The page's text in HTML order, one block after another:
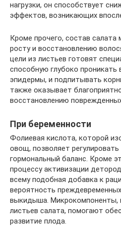
нагрузки, он способствует
эффектов, возникающих
Кроме прочего, состав
росту и восстановлению
цели из листьев готовят
способную глубоко проникать
эпидермы, и подпитывать
также оказывает
восстановлению
При беременности
Фолиевая кислота, которой
овощ, позволяет
гормональный баланс. Кроме
процессу активизации
всему подобная добавка к
вероятность
выкидыша. Микрокомпоненты,
листьев салата, помогают
развитие плода.